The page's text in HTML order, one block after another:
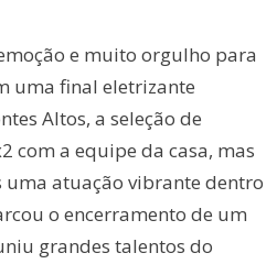
e muito orgulho para
uma final eletrizante
Altos, a seleção de
com a equipe da casa, mas
uma atuação vibrante dentro
o encerramento de um
grandes talentos do